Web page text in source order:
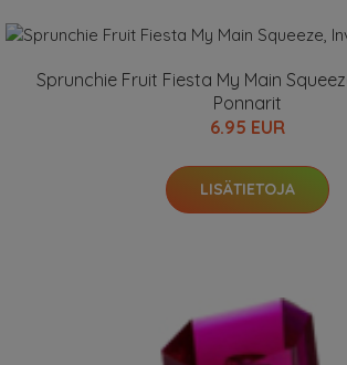
Sprunchie Fruit Fiesta My Main
Ponnarit
6.95 EUR
LISÄTIETOJA